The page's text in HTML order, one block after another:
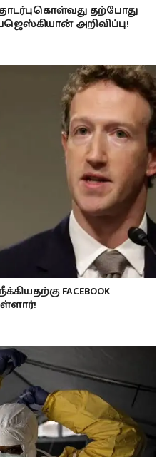
தற்போது
அறிவிப்பு!
FACEBOOK